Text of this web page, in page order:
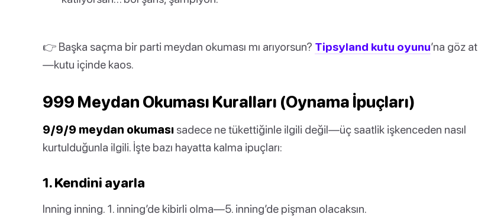
👉 Başka saçma bir parti meydan okuması mı arıyorsun? Tipsyland kutu oyunu’na göz at
—kutu içinde kaos.
999 Meydan Okuması Kuralları (Oynama İpuçları)
9/9/9 meydan okuması sadece ne tükettiğinle ilgili değil—üç saatlik işkenceden nasıl
kurtulduğunla ilgili. İşte bazı hayatta kalma ipuçları:
1. Kendini ayarla
Inning inning. 1. inning’de kibirli olma—5. inning’de pişman olacaksın.